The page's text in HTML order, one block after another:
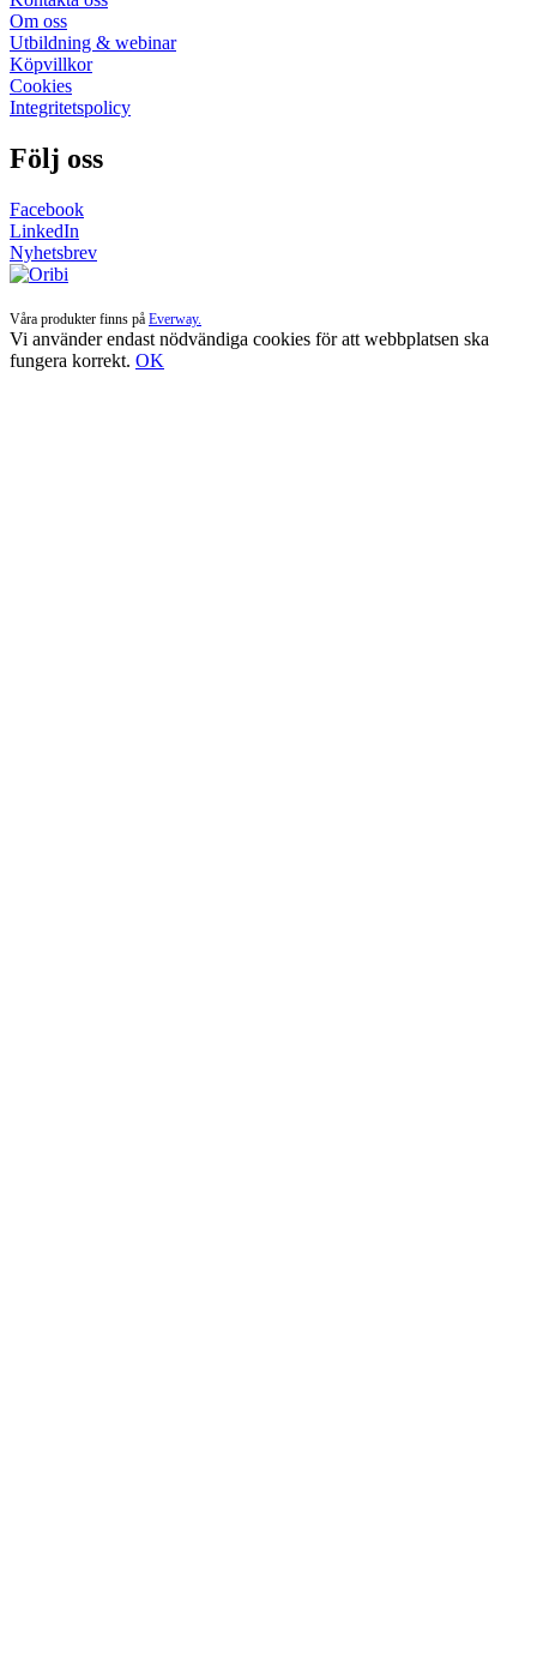
Om oss
Utbildning & webinar
Köpvillkor
Cookies
Integritetspolicy
Följ oss
Facebook
LinkedIn
Nyhetsbrev
Våra produkter finns på Everway.
Vi använder endast nödvändiga cookies för att webbplatsen ska
fungera korrekt. OK